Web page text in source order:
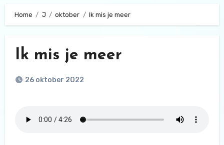
Home J oktober Ik mis je meer
Ik mis je meer
26 oktober 2022